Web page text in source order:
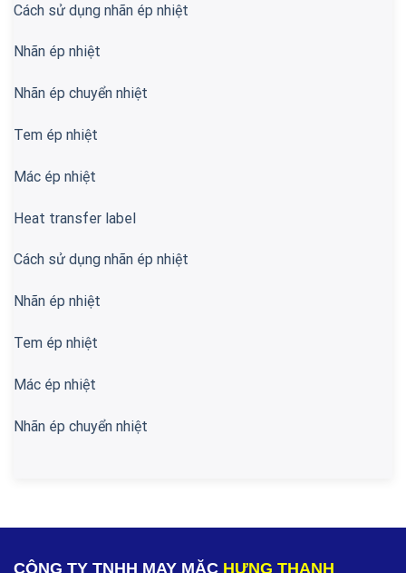
Cách sử dụng nhãn ép nhiệt
Nhãn ép nhiệt
Nhãn ép chuyển nhiệt
Tem ép nhiệt
Mác ép nhiệt
Heat transfer label
Cách sử dụng nhãn ép nhiệt
Nhãn ép nhiệt
Tem ép nhiệt
Mác ép nhiệt
Nhãn ép chuyển nhiệt
CÔNG TY TNHH MAY MẶC HƯNG THANH